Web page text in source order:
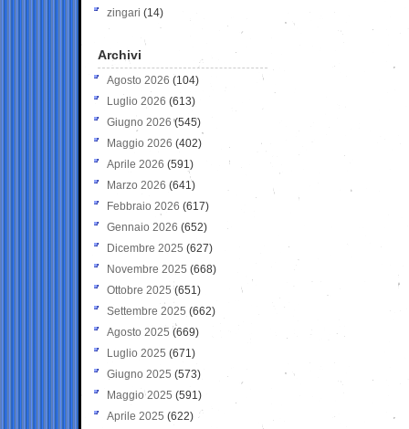
zingari (14)
Archivi
Agosto 2026 (104)
Luglio 2026 (613)
Giugno 2026 (545)
Maggio 2026 (402)
Aprile 2026 (591)
Marzo 2026 (641)
Febbraio 2026 (617)
Gennaio 2026 (652)
Dicembre 2025 (627)
Novembre 2025 (668)
Ottobre 2025 (651)
Settembre 2025 (662)
Agosto 2025 (669)
Luglio 2025 (671)
Giugno 2025 (573)
Maggio 2025 (591)
Aprile 2025 (622)